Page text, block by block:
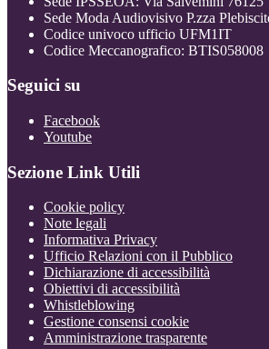
Sede Moda Audiovisivo P.zza
Codice univoco ufficio UFM1IT
Codice Meccanografico: BTIS058008
Seguici su
Facebook
Youtube
Sezione Link Utili
Cookie policy
Note legali
Informativa Privacy
Ufficio Relazioni con il Pubblico
Dichiarazione di accessibilità
Obiettivi di accessibilità
Whistleblowing
Gestione consensi cookie
Amministrazione trasparente